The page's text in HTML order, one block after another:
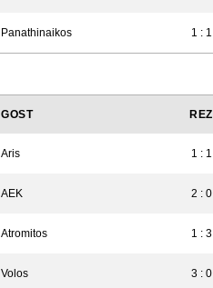
Panathinaikos 1 : 1
GOST REZ
Aris 1 : 1
AEK 2 : 0
Atromitos 1 : 3
Volos 3 : 0